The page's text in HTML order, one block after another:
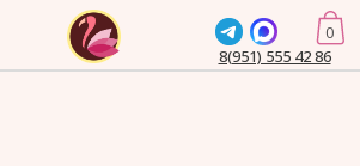
8(951) 555 42 86
0